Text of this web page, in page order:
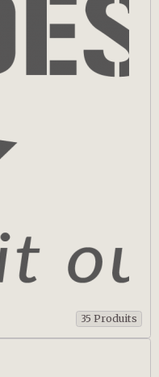
35 Produits